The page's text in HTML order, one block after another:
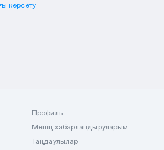
көрсету
Профиль
Менің хабарландыруларым
Таңдаулылар